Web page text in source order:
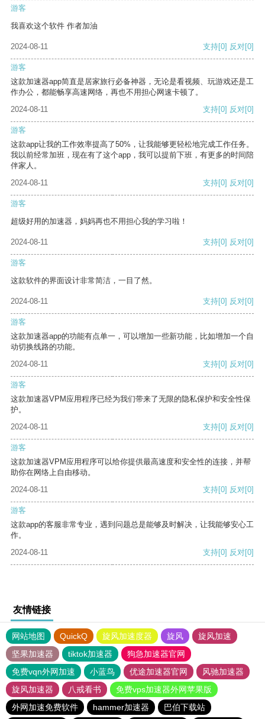
游客
我喜欢这个软件 作者加油
2024-08-11 支持[0] 反对[0]
游客
这款加速器app简直是居家旅行必备神器，无论是看视频、玩游戏还是工
作办公，都能畅享高速网络，再也不用担心网速卡顿了。
2024-08-11
支持[0] 反对[0]
游客
这款app让我的工作效率提高了50%，让我能够更轻松地完成工作任务。
我以前经常加班，现在有了这个app，我可以提前下班，有更多的时间陪
伴家人。
2024-08-11
支持[0] 反对[0]
游客
超级好用的加速器，妈妈再也不用担心我的学习啦！
2024-08-11 支持[0] 反对[0]
游客
这款软件的界面设计非常简洁，一目了然。
2024-08-11 支持[0] 反对[0]
游客
这款加速器app的功能有点单一，可以增加一些新功能，比如增加一个自
动切换线路的功能。
2024-08-11
支持[0] 反对[0]
游客
这款加速器VPM应用程序已经为我们带来了无限的隐私保护和安全性保
护。
2024-08-11
支持[0] 反对[0]
游客
这款加速器VPM应用程序可以给你提供最高速度和安全性的连接，并帮
助你在网络上自由移动。
2024-08-11
支持[0] 反对[0]
游客
这款app的客服非常专业，遇到问题总是能够及时解决，让我能够安心工
作。
2024-08-11
支持[0] 反对[0]
友情链接
网站地图 QuickQ 旋风加速度器 旋风
旋风加速
坚果加速器
tiktok加速器
狗急加速器官网
免费vqn外网加速
小蓝鸟 优途加速器官网
风驰加速器
旋风加速器
八戒看书
免费vps加速器外网苹果版
外网加速免费软件
hammer加速器 巴伯下载站